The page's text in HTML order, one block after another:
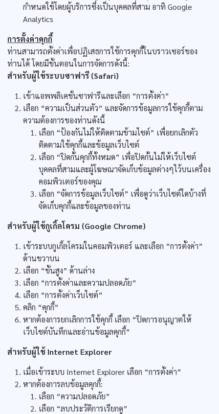
กำหนดใช้โดยผู้บริการซึ่งเป็นบุคคลที่สาม อาทิ Google
Analytics
การตั้งค่าคุกกี้
ท่านสามารถตั้งค่าเพื่อปฏิเสธการใช้การคุกกี้ในบราวเซอร์ของ
ท่านได้ โดยมีขั้นตอนในการจัดการดังนี้:
สำหรับผู้ใช้ระบบซาฟารี (Safari)
เข้าแอพพลิเคชั่นซาฟารีและเลือก “การตั้งค่า”
เลือก “ความเป็นส่วนตัว” และจัดการข้อมูลการใช้คุกกี้ตาม
ความต้องการของท่านดังนี้
เลือก “ป้องกันไม่ให้ติดตามข้ามไซต์” เพื่อยกเลิกตัว
ติดตามใช้คุกกี้และข้อมูลเว็บไซต์
เลือก “ปิดกั้นคุกกี้ทั้งหมด” เพื่อปิดกั้นไม่ให้เว็บไซต์
บุคคลที่สามและผู้โฆษณาจัดเก็บข้อมูลต่างๆไว้บนเครื่อง
คอมพิวเตอร์ของคุณ
เลือก “จัดการข้อมูลเว็บไซต์” เพื่อดูว่าเว็บไซต์ใดบ้างที่
จัดเก็บคุกกี้และข้อมูลของท่าน
สำหรับผู้ใช้กูเกิ้ลโครม (Google Chrome)
เข้าระบบกูเกิ้ลโครมในคอมพิวเตอร์ และเลือก “การตั้งค่า”
ด้านขวาบน
เลือก “ขั้นสูง” ด้านล่าง
เลือก “การตั้งค่าและความปลอดภัย”
เลือก “การตั้งค่าเว็บไซต์”
คลิก “คุกกี้”
หากต้องการยกเลิกการใช้คุกกี้ เลือก “ปิดการอนุญาตให้
เว็บไซต์บันทึกและอ่านข้อมูลคุกกี้”
สำหรับผู้ใช้ Internet Explorer
เมื่อเข้าระบบ Internet Explorer เลือก “การตั้งค่า”
หากต้องการลบข้อมูลคุกกี้:
เลือก “ความปลอดภัย”
เลือก “ลบประวัติการเรียกดู”